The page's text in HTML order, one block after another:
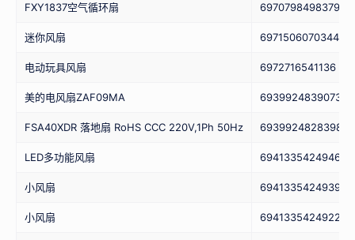
FXY1837空气循环扇 6970798498379
迷你风扇 6971506070344
电动玩具风扇 6972716541136
美的电风扇ZAF09MA 6939924839073
FSA40XDR 落地扇 RoHS CCC 220V,1Ph 50Hz 6939924828398
LED多功能风扇 6941335424946
小风扇 6941335424939
小风扇 6941335424922